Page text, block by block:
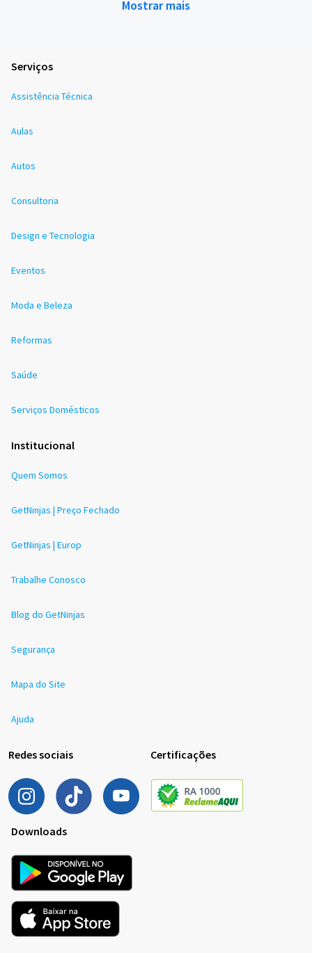
Mostrar mais
Serviços
Assistência Técnica
Aulas
Autos
Consultoria
Design e Tecnologia
Eventos
Moda e Beleza
Reformas
Saúde
Serviços Domésticos
Institucional
Quem Somos
GetNinjas | Preço Fechado
GetNinjas | Europ
Trabalhe Conosco
Blog do GetNinjas
Segurança
Mapa do Site
Ajuda
Redes sociais Certificações
Downloads